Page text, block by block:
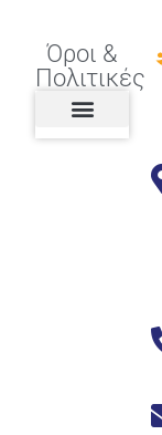
Όροι &
Πολιτικές